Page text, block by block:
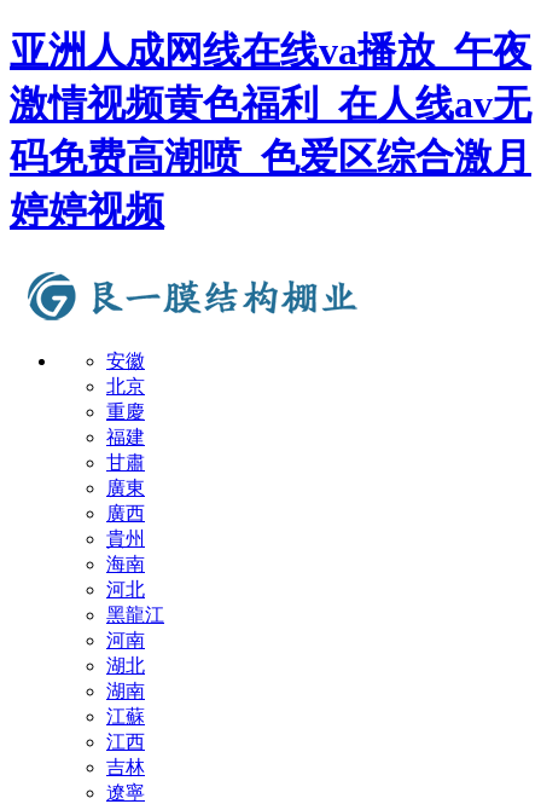
亚洲人成网线在线va播放_午夜
激情视频黄色福利_在人线av无
码免费高潮喷_色爱区综合激月
婷婷视频
安徽
北京
重慶
福建
甘肅
廣東
廣西
貴州
海南
河北
黑龍江
河南
湖北
湖南
江蘇
江西
吉林
遼寧